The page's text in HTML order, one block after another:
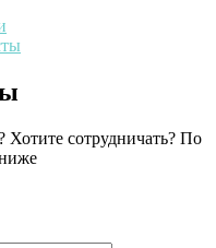
Хотите сотрудничать? По